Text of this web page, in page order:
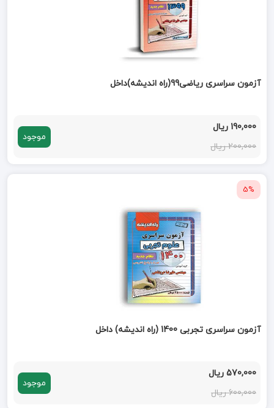
آزمون سراسری ریاضی99(راه اندیشه)داخل
190,000 ریال
200,000 ریال
موجود
5%
آزمون سراسری تجربی 1400 (راه اندیشه) داخل
570,000 ریال
600,000 ریال
موجود